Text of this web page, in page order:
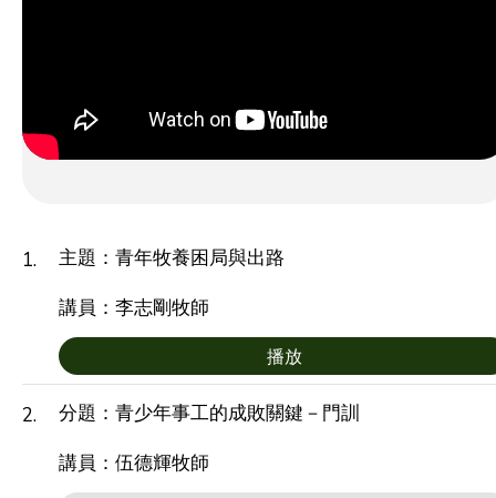
1.
主題：青年牧養困局與出路
講員：李志剛牧師
播放
2.
分題：青少年事工的成敗關鍵－門訓
講員：伍德輝牧師